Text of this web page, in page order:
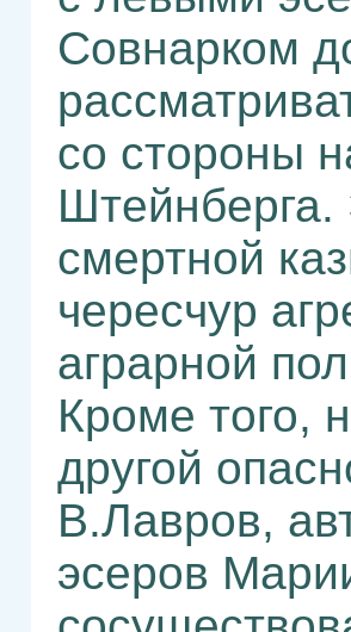
Совнарком
со стороны
смертной
чересчур
аграрной
Кроме того,
другой
В.Лавров,
эсеров